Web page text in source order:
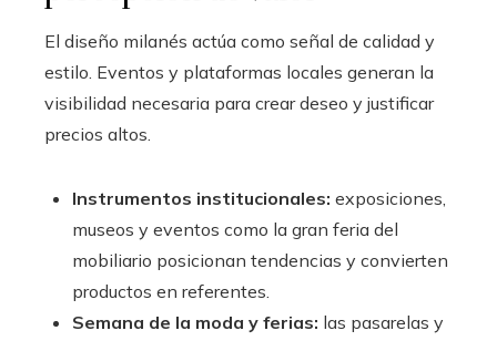
El diseño milanés actúa como señal de calidad y
estilo. Eventos y plataformas locales generan la
visibilidad necesaria para crear deseo y justificar
precios altos.
Instrumentos institucionales: exposiciones,
museos y eventos como la gran feria del
mobiliario posicionan tendencias y convierten
productos en referentes.
Semana de la moda y ferias: las pasarelas y